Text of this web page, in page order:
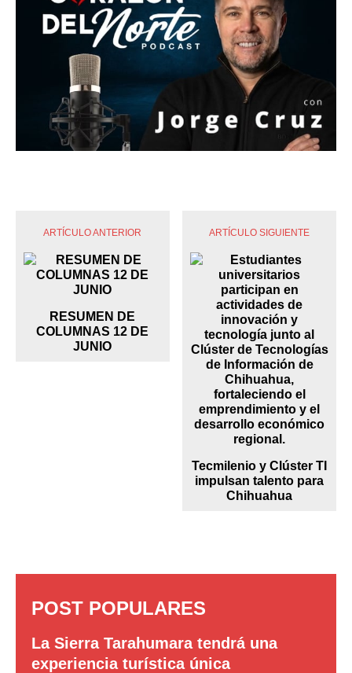
ARTÍCULO ANTERIOR
RESUMEN DE
COLUMNAS 12 DE
JUNIO
ARTÍCULO SIGUIENTE
Tecmilenio y Clúster TI
impulsan talento para
Chihuahua
POST POPULARES
La Sierra Tarahumara tendrá una
experiencia turística única